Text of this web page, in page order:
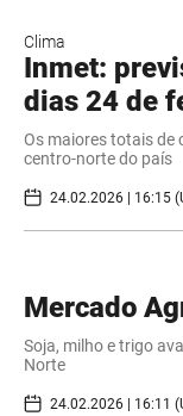
Clima
Inmet:
dias 24 de
Os maiores totais de
centro-norte do país
24.02.2026 | 16:15
Mercado
Soja, milho e trigo
Norte
24.02.2026 | 16:11